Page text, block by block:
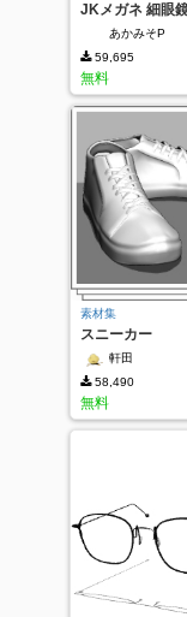
JKメガネ 細眼
あかみそP
59,695
無料
素材集
スニーカー
軒田
58,490
無料